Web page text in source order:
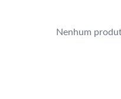
Nenhum